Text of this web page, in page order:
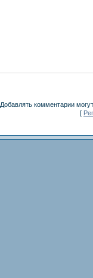
Добавлять комментарии
[